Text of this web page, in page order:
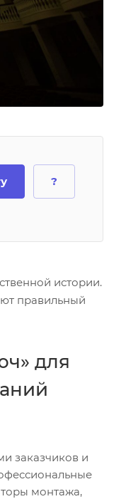
?
истории.
правильный
для
заказчиков и
монтажа,